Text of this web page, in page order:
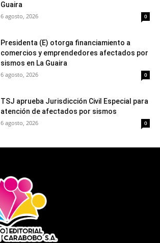
Guaira
6 agosto, 2026 0
Presidenta (E) otorga financiamiento a
comercios y emprendedores afectados por
sismos en La Guaira
6 agosto, 2026 0
TSJ aprueba Jurisdicción Civil Especial para
atención de afectados por sismos
6 agosto, 2026 0